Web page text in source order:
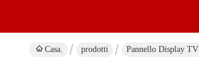
Casa. prodotti Pannello Display TV